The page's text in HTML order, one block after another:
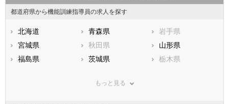
都道府県から機能訓練指導員の求人を探す
北海道 青森県
岩手県
宮城県
秋田県
山形県
福島県
茨城県
栃木県
神奈川県
もっと見る